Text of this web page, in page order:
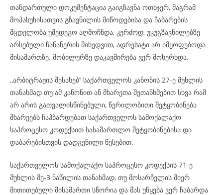
თანდართული დოკუმენტაცია გაიგზავნა ოთხჯერ, მაგრამ
მოპასუხისათვის გზავნილის მიწოდებისა და ჩაბარების
მცდელობა უშედეგო აღმოჩნდა, კერძოდ, უკუგზავნილებზე
არსებული ჩანაწერის მიხედვით, ადრესატი არ იმყოფებოდა
მისამართზე. მობილურზე დაკავშირება ვერ მოხერხდა.
,,არბიტრაჟის შესახებ’’ საქართველოს კანონის 27-ე მუხლის
თანახმად თუ ამ კანონით ან მხარეთა შეთანხმებით სხვა რამ
არ არის გათვალისწინებული, წერილობითი შეტყობინება
მხარეებს ჩაჰბარდებათ საქართველოს სამოქალაქო
საპროცესო კოდექსით სასამართლო შეტყობინებისა და
დაბარებისთვის დადგენილი წესებით.
საქართველოს სამოქალაქო საპროცესო კოდექსის 71-ე
მუხლის მე-3 ნაწილის თანახმად, თუ მოსარჩელის მიერ
მითითებული მისამართი სწორია და მას უწყება ვერ ჩაბარდა